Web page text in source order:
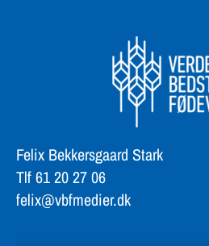
Felix Bekkersgaard Stark
Tlf 61 20 27 06
felix@vbfmedier.dk